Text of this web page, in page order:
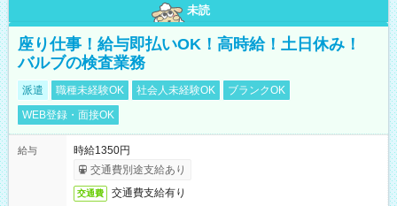
未読
座り仕事！給与即払いOK！高時給！土日休み！
バルブの検査業務
派遣 職種未経験OK 社会人未経験OK
ブランクOK
WEB登録・面接OK
給与
時給1350円
交通費別途支給あり
交通費 交通費支給有り